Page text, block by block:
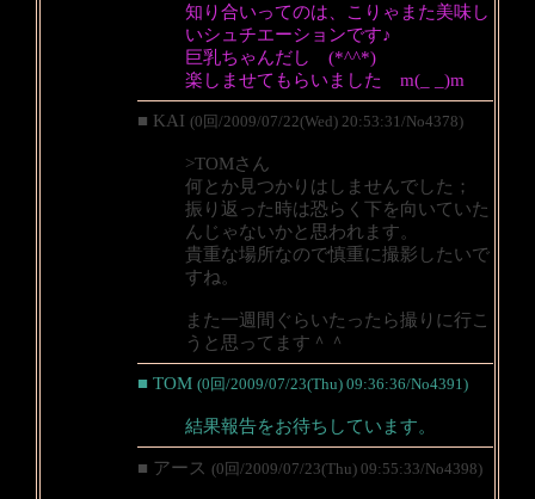
知り合いってのは、こりゃまた美味し
いシュチエーションです♪
巨乳ちゃんだし (*^^*)
楽しませてもらいました m(_ _)m
■ KAI (0回/2009/07/22(Wed) 20:53:31/No4378)
>TOMさん
何とか見つかりはしませんでした；
振り返った時は恐らく下を向いていた
んじゃないかと思われます。
貴重な場所なので慎重に撮影したいで
すね。
また一週間ぐらいたったら撮りに行こ
うと思ってます＾＾
■ TOM (0回/2009/07/23(Thu) 09:36:36/No4391)
結果報告をお待ちしています。
■ アース (0回/2009/07/23(Thu) 09:55:33/No4398)